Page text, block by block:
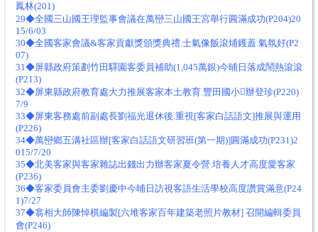
鳳林(201)
29◆全國三山國王理監事會議在萬巒三山國王宮舉行圓滿成功(P204)20
15/6/03
30◆全國客家會議&客家貢獻獎頒獎典禮.士氣像飯滾烳鑊蓋.氣氛好(P2
07)
31◆屏縣政府策劃竹田驛園客委員補助(1,045萬銀)今晡日落成鬧熱滾滾
(P213)
32◆屏東縣政府教育處大力推展客家本土教育.豐田國小辦登珍(P220)
7/9
33◆屏東客務處前副處長劉福光退休後.重視[客家白話語文]推展與運用
(P226)
34◆萬巒鄉五溝社區辦[客家白話語文研習班(第一期)]圓滿成功(P231)2
015/7/20
35◆北美客家與客家雜誌出錢出力辦客家夏令營.培養人才高度愛客家
(P236)
36◆客家委員會主委劉慶中今晡日訪視客語生活學校高度讚賞滿意(P24
1)7/27
37◆翕相大師陳悼棋編製[六堆客家百年建築老照片教材] 召開編輯委員
會(P246)